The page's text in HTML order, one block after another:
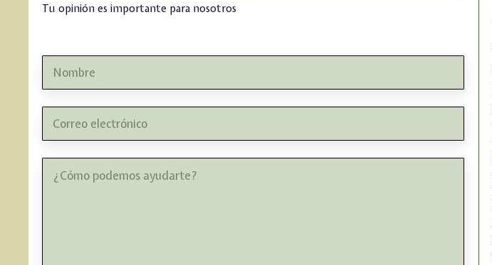
Tu opinión es importante para nosotros